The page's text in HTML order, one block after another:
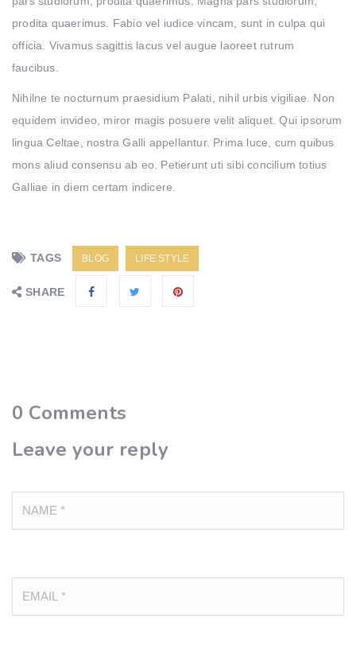
prodita quaerimus. Fabio vel iudice vincam, sunt in culpa qui
officia. Vivamus sagittis lacus vel augue laoreet rutrum
faucibus.
Nihilne te nocturnum praesidium Palati, nihil urbis vigiliae. Non
equidem invideo, miror magis posuere velit aliquet. Qui ipsorum
lingua Celtae, nostra Galli appellantur. Prima luce, cum quibus
mons aliud consensu ab eo. Petierunt uti sibi concilium totius
Galliae in diem certam indicere.
TAGS BLOG LIFE STYLE
SHARE
0 Comments
Leave your reply